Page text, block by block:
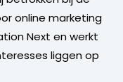
online marketing
Next en werkt
liggen op